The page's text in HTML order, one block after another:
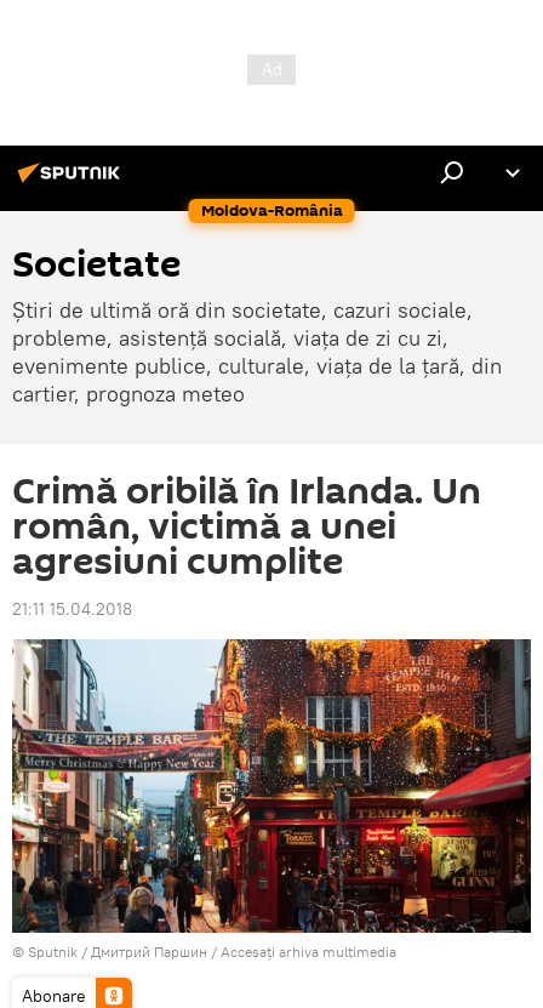
Moldova-România
Societate
Știri de ultimă oră din societate, cazuri sociale,
probleme, asistență socială, viața de zi cu zi,
evenimente publice, culturale, viața de la țară, din
cartier, prognoza meteo
Crimă oribilă în Irlanda. Un
român, victimă a unei
agresiuni cumplite
21:11 15.04.2018
© Sputnik / Дмитрий Паршин / Accesați arhiva multimedia
Abonare